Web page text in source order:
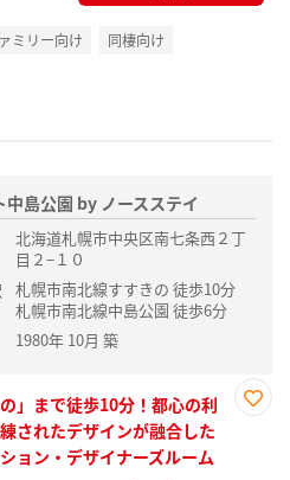
ミリー向け
同棲向け
中島公園 by ノースステイ
北海道札幌市中央区南七条西２丁
目２−１０
札幌市南北線すすきの 徒歩10分
札幌市南北線中島公園 徒歩6分
1980年 10月 築
の」まで徒歩10分！都心の利
されたデザインが融合した
ョン・デザイナーズルーム